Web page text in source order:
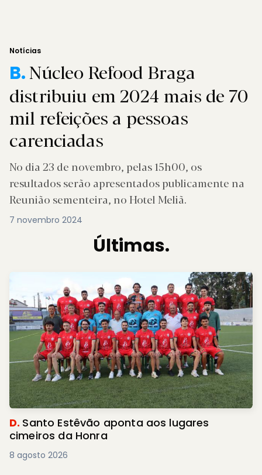
Notícias
B.Núcleo Refood Braga
distribuiu em 2024 mais de 70
mil refeições a pessoas
carenciadas
No dia 23 de novembro, pelas 15h00, os
resultados serão apresentados publicamente na
Reunião sementeira, no Hotel Meliã.
7 novembro 2024
Últimas.
D. Santo Estêvão aponta aos lugares
cimeiros da Honra
8 agosto 2026